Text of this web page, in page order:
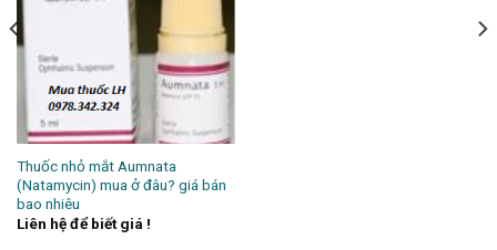
Thuốc nhỏ mắt Aumnata
(Natamycin) mua ở đâu? giá bán
bao nhiêu
Liên hệ để biết giá !